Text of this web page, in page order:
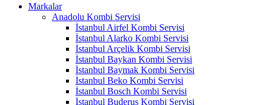
Markalar
Anadolu Kombi Servisi
İstanbul Airfel Kombi Servisi
İstanbul Alarko Kombi Servisi
İstanbul Arçelik Kombi Servisi
İstanbul Baykan Kombi Servisi
İstanbul Baymak Kombi Servisi
İstanbul Beko Kombi Servisi
İstanbul Bosch Kombi Servisi
İstanbul Buderus Kombi Servisi